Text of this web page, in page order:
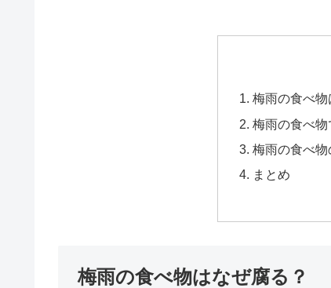
梅雨の食べ物
梅雨の食べ物
梅雨の食べ物
まとめ
梅雨の食べ物はなぜ腐る？